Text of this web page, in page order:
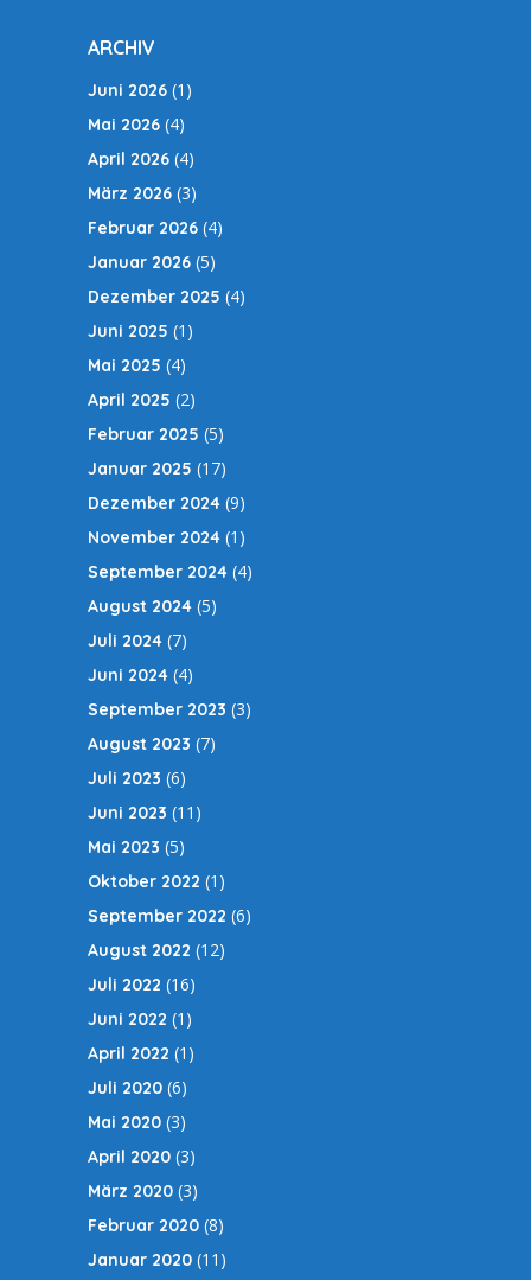
ARCHIV
Juni 2026 (1)
Mai 2026 (4)
April 2026 (4)
März 2026 (3)
Februar 2026 (4)
Januar 2026 (5)
Dezember 2025 (4)
Juni 2025 (1)
Mai 2025 (4)
April 2025 (2)
Februar 2025 (5)
Januar 2025 (17)
Dezember 2024 (9)
November 2024 (1)
September 2024 (4)
August 2024 (5)
Juli 2024 (7)
Juni 2024 (4)
September 2023 (3)
August 2023 (7)
Juli 2023 (6)
Juni 2023 (11)
Mai 2023 (5)
Oktober 2022 (1)
September 2022 (6)
August 2022 (12)
Juli 2022 (16)
Juni 2022 (1)
April 2022 (1)
Juli 2020 (6)
Mai 2020 (3)
April 2020 (3)
März 2020 (3)
Februar 2020 (8)
Januar 2020 (11)